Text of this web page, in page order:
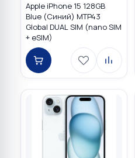
Apple iPhone 15 128GB
Blue (Синий) MTP43
Global DUAL SIM (nano SIM
+ eSIM)